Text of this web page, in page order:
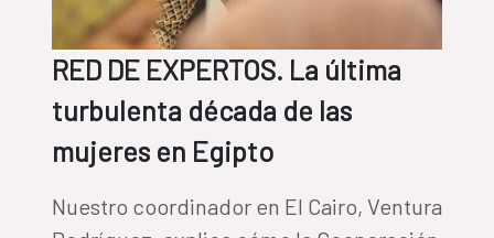
RED DE EXPERTOS. La última
turbulenta década de las
mujeres en Egipto
Nuestro coordinador en El Cairo, Ventura